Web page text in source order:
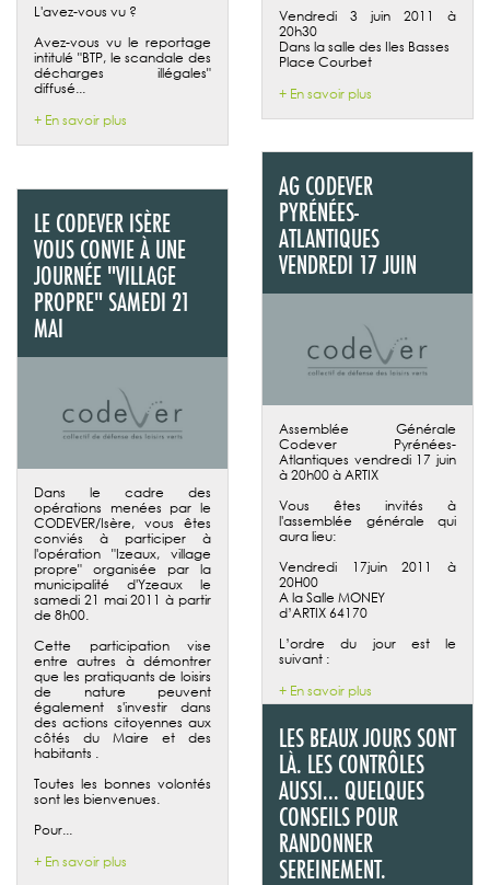
L'avez-vous vu ?
Avez-vous vu le reportage
intitulé "BTP, le scandale des
décharges illégales"
diffusé...
+ En savoir plus
Vendredi 3 juin 2011 à
20h30
Dans la salle des Iles Basses
Place Courbet
+ En savoir plus
AG CODEVER
PYRÉNÉES-
ATLANTIQUES
VENDREDI 17 JUIN
Assemblée Générale
Codever Pyrénées-
Atlantiques vendredi 17 juin
à 20h00 à ARTIX
Vous êtes invités à
l'assemblée générale qui
aura lieu:
Vendredi 17juin 2011 à
20H00
A la Salle MONEY
d’ARTIX 64170
L’ordre du jour est le
suivant :
+ En savoir plus
LE CODEVER ISÈRE
VOUS CONVIE À UNE
JOURNÉE "VILLAGE
PROPRE" SAMEDI 21
MAI
Dans le cadre des
opérations menées par le
CODEVER/Isère, vous êtes
conviés à participer à
l'opération "Izeaux, village
propre" organisée par la
municipalité d'Yzeaux le
samedi 21 mai 2011 à partir
de 8h00.
Cette participation vise
entre autres à démontrer
que les pratiquants de loisirs
de nature peuvent
également s'investir dans
des actions citoyennes aux
côtés du Maire et des
habitants .
Toutes les bonnes volontés
sont les bienvenues.
Pour...
+ En savoir plus
LES BEAUX JOURS SONT
LÀ. LES CONTRÔLES
AUSSI... QUELQUES
CONSEILS POUR
RANDONNER
SEREINEMENT.